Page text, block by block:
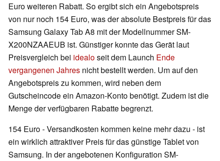
Euro weiteren Rabatt. So ergibt sich ein Angebotspreis
von nur noch 154 Euro, was der absolute Bestpreis für das
Samsung Galaxy Tab A8 mit der Modellnummer SM-
X200NZAAEUB ist. Günstiger konnte das Gerät laut
Preisvergleich bei idealoseit dem Launch Ende
vergangenen Jahres nicht bestellt werden. Um auf den
Angebotspreis zu kommen, wird neben dem
Gutscheincode ein Amazon-Konto benötigt. Zudem ist die
Menge der verfügbaren Rabatte begrenzt.
154 Euro - Versandkosten kommen keine mehr dazu - ist
ein wirklich attraktiver Preis für das günstige Tablet von
Samsung. In der angebotenen Konfiguration SM-